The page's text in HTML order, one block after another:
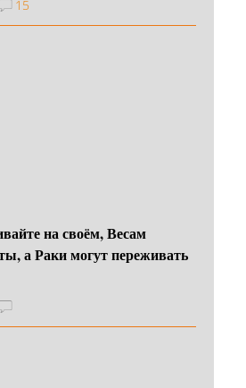
15
на своём, Весам
а Раки могут переживать